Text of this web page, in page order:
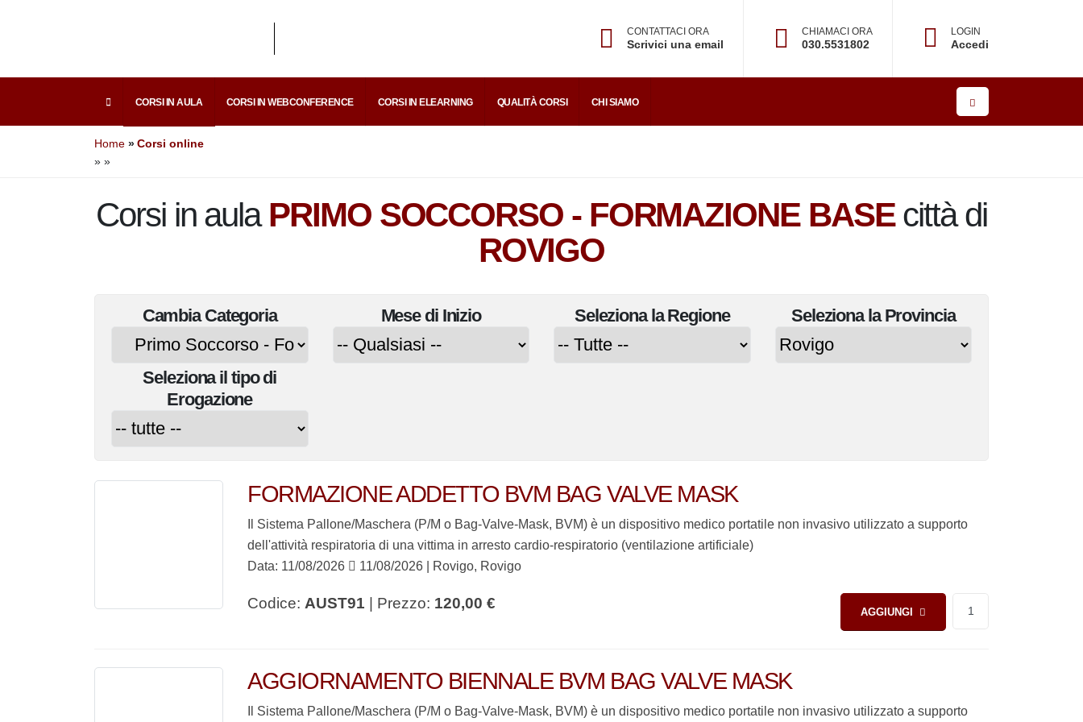
CONTATTACI ORA
Scrivici una email
CHIAMACI ORA
030.5531802
LOGIN
Accedi
CORSI IN AULA CORSI IN WEBCONFERENCE CORSI IN ELEARNING QUALITÀ CORSI CHI SIAMO
Home
Corsi online
» »
Corsi in aulaPRIMO SOCCORSO - FORMAZIONE BASEcittà di
ROVIGO
CambiaCategoria Mese diInizio Seleziona laRegione Seleziona laProvincia
Seleziona il tipo di
Erogazione
FORMAZIONE ADDETTO BVM BAG VALVE MASK
Il Sistema Pallone/Maschera (P/M o Bag-Valve-Mask, BVM) è un dispositivo medico portatile non invasivo utilizzato a supporto
dell'attività respiratoria di una vittima in arresto cardio-respiratorio (ventilazione artificiale)
Data: 11/08/2026 11/08/2026 | Rovigo, Rovigo
AGGIUNGI
Codice: AUST91 | Prezzo: 120,00 €
AGGIORNAMENTO BIENNALE BVM BAG VALVE MASK
Il Sistema Pallone/Maschera (P/M o Bag-Valve-Mask, BVM) è un dispositivo medico portatile non invasivo utilizzato a supporto